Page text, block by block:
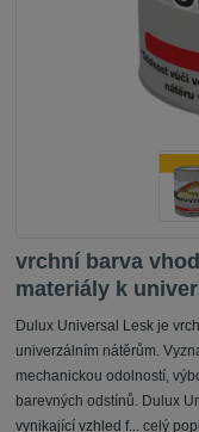
vrchní barva
materiály k
Dulux Universal Lesk je
univerzálním nátěrům.
mechanickou odolností,
barevných odstínů. Dulux
vynikající vzhled f...celý